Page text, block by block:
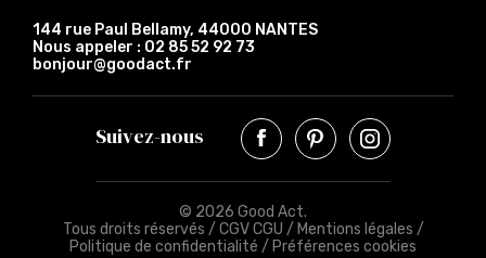
144 rue Paul Bellamy, 44000 NANTES
Nous appeler : 02 85 52 92 73
bonjour@goodact.fr
Suivez-nous
© 2026 Good Act.
Tous droits réservés / CGV CGU / Mentions légales /
Politique de confidentialité / Préférences cookies